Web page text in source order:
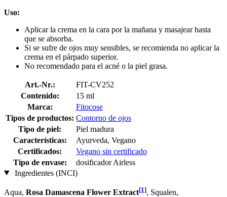
Uso:
Aplicar la crema en la cara por la mañana y masajear hasta
que se absorba.
Si se sufre de ojos muy sensibles, se recomienda no aplicar la
crema en el párpado superior.
No recomendado para el acné o la piel grasa.
Art.-Nr.:
FIT-CV252
Contenido:
15 ml
Marca:
Fitocose
Tipos de productos: Contorno de ojos
Tipo de piel:
Piel madura
Características:
Ayurveda, Vegano
Certificados:
Vegano sin certificado
Tipo de envase:
dosificador Airless
Ingredientes (INCI)
Aqua, Rosa Damascena Flower Extract[1], Squalen,